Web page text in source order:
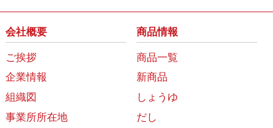
会社概要
ご挨拶
企業情報
組織図
事業所所在地
商品情報
商品一覧
新商品
しょうゆ
だし